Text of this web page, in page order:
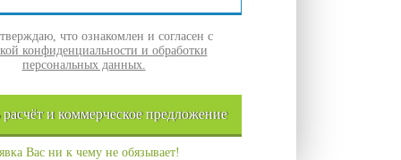
что ознакомлен и согласен с
конфиденциальности и обработки
персональных данных.
расчёт и коммерческоепредложение
Вас ни к чему не обязывает!